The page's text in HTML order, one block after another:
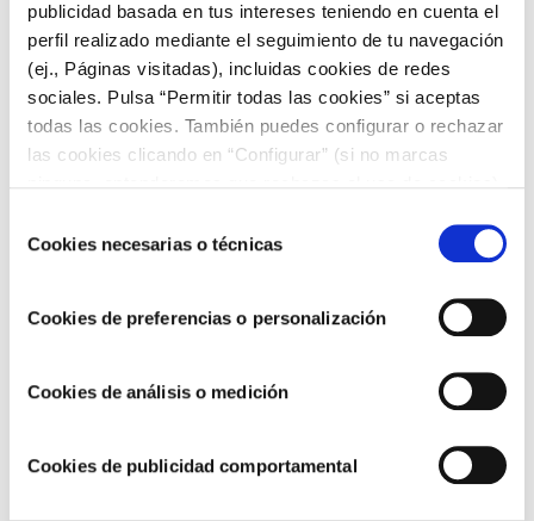
publicidad basada en tus intereses teniendo en cuenta el
perfil realizado mediante el seguimiento de tu navegación
(ej., Páginas visitadas), incluidas cookies de redes
sociales. Pulsa “Permitir todas las cookies” si aceptas
todas las cookies. También puedes configurar o rechazar
las cookies clicando en “Configurar” (si no marcas
COOKIES.
deCookies necesarias o técnicas
Cookies de preferencias o personalización
Cookies de análisis o medición
Cookies de publicidad comportamental
ARTÍCULOS RELACIONADOS
Seguimos avanzando hacia un modelo de
negocio más sostenible y responsable